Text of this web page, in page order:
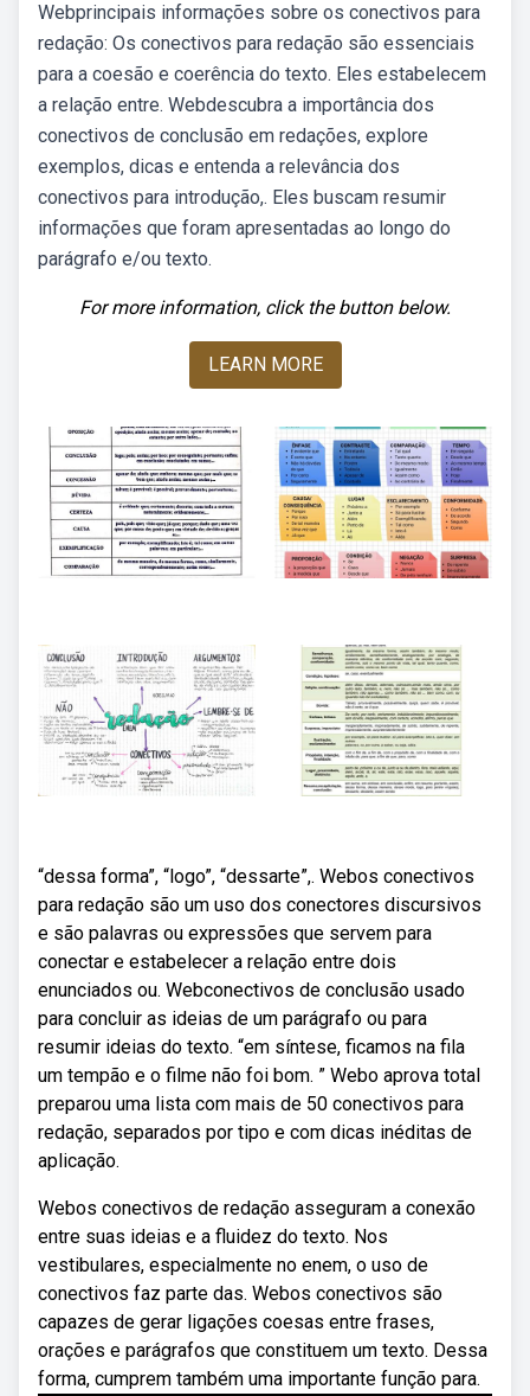
Webprincipais informações sobre os conectivos para
redação: Os conectivos para redação são essenciais
para a coesão e coerência do texto. Eles estabelecem
a relação entre. Webdescubra a importância dos
conectivos de conclusão em redações, explore
exemplos, dicas e entenda a relevância dos
conectivos para introdução,. Eles buscam resumir
informações que foram apresentadas ao longo do
parágrafo e/ou texto.
For more information, click the button below.
LEARN MORE
“dessa forma”, “logo”, “dessarte”,. Webos conectivos
para redação são um uso dos conectores discursivos
e são palavras ou expressões que servem para
conectar e estabelecer a relação entre dois
enunciados ou. Webconectivos de conclusão usado
para concluir as ideias de um parágrafo ou para
resumir ideias do texto. “em síntese, ficamos na fila
um tempão e o filme não foi bom. ” Webo aprova total
preparou uma lista com mais de 50 conectivos para
redação, separados por tipo e com dicas inéditas de
aplicação.
Webos conectivos de redação asseguram a conexão
entre suas ideias e a fluidez do texto. Nos
vestibulares, especialmente no enem, o uso de
conectivos faz parte das. Webos conectivos são
capazes de gerar ligações coesas entre frases,
orações e parágrafos que constituem um texto. Dessa
forma, cumprem também uma importante função para.